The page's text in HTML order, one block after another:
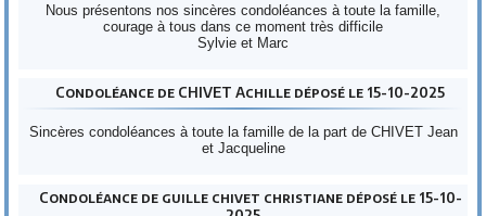
Nous présentons nos sincères condoléances à toute la famille,
courage à tous dans ce moment très difficile
Sylvie et Marc
Condoléance de CHIVET Achille déposé le 15-10-2025
Sincères condoléances à toute la famille de la part de CHIVET Jean
et Jacqueline
Condoléance de guille chivet christiane déposé le 15-10-